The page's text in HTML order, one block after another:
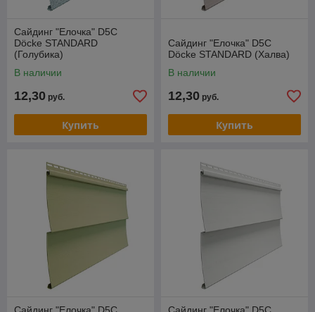
Сайдинг "Елочка" D5C
Döcke STANDARD
(Голубика)
В наличии
12,30 руб.
Купить
Сайдинг "Елочка" D5C
Döcke STANDARD (Халва)
В наличии
12,30 руб.
Купить